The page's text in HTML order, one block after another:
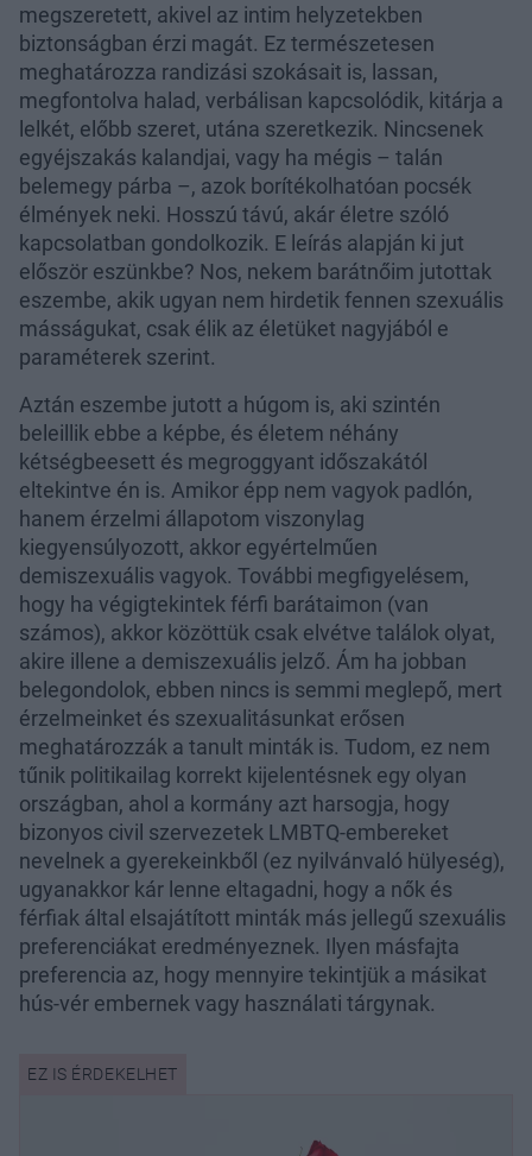
megszeretett, akivel az intim helyzetekben
biztonságban érzi magát. Ez természetesen
meghatározza randizási szokásait is, lassan,
megfontolva halad, verbálisan kapcsolódik, kitárja a
lelkét, előbb szeret, utána szeretkezik. Nincsenek
egyéjszakás kalandjai, vagy ha mégis – talán
belemegy párba –, azok borítékolhatóan pocsék
élmények neki. Hosszú távú, akár életre szóló
kapcsolatban gondolkozik. E leírás alapján ki jut
először eszünkbe? Nos, nekem barátnőim jutottak
eszembe, akik ugyan nem hirdetik fennen szexuális
másságukat, csak élik az életüket nagyjából e
paraméterek szerint.
Aztán eszembe jutott a húgom is, aki szintén
beleillik ebbe a képbe, és életem néhány
kétségbeesett és megroggyant időszakától
eltekintve én is. Amikor épp nem vagyok padlón,
hanem érzelmi állapotom viszonylag
kiegyensúlyozott, akkor egyértelműen
demiszexuális vagyok. További megfigyelésem,
hogy ha végigtekintek férfi barátaimon (van
számos), akkor közöttük csak elvétve találok olyat,
akire illene a demiszexuális jelző. Ám ha jobban
belegondolok, ebben nincs is semmi meglepő, mert
érzelmeinket és szexualitásunkat erősen
meghatározzák a tanult minták is. Tudom, ez nem
tűnik politikailag korrekt kijelentésnek egy olyan
országban, ahol a kormány azt harsogja, hogy
bizonyos civil szervezetek LMBTQ-embereket
nevelnek a gyerekeinkből (ez nyilvánvaló hülyeség),
ugyanakkor kár lenne eltagadni, hogy a nők és
férfiak által elsajátított minták más jellegű szexuális
preferenciákat eredményeznek. Ilyen másfajta
preferencia az, hogy mennyire tekintjük a másikat
hús-vér embernek vagy használati tárgynak.